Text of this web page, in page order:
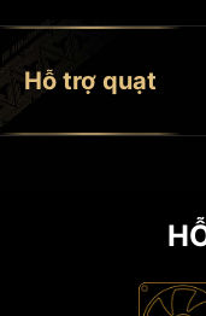
Hỗ trợ quạt
HỖ
TƯƠNG
Thùng máy